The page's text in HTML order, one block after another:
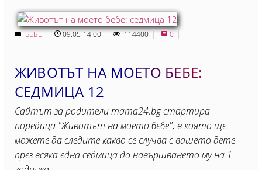
БЕБЕ 09.05 14:00 114400 0
ЖИВОТЪТ НА МОЕТО БЕБЕ:
СЕДМИЦА 12
Сайтът за родители mama24.bg стартира
поредица "Животът на моето бебе", в която ще
можете да следите какво се случва с вашето дете
през всяка една седмица до навършването му на 1